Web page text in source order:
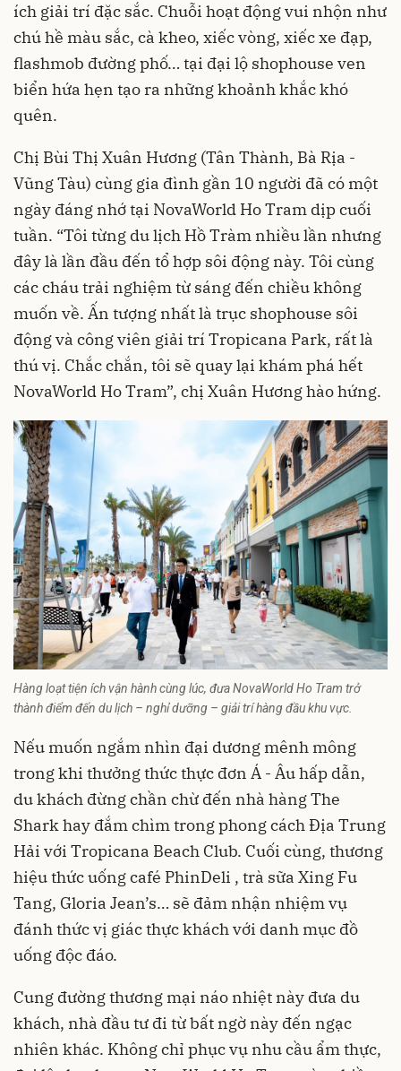
ích giải trí đặc sắc. Chuỗi hoạt động vui nhộn như
chú hề màu sắc, cà kheo, xiếc vòng, xiếc xe đạp,
flashmob đường phố… tại đại lộ shophouse ven
biển hứa hẹn tạo ra những khoảnh khắc khó
quên.
Chị Bùi Thị Xuân Hương (Tân Thành, Bà Rịa -
Vũng Tàu) cùng gia đình gần 10 người đã có một
ngày đáng nhớ tại NovaWorld Ho Tram dịp cuối
tuần. “Tôi từng du lịch Hồ Tràm nhiều lần nhưng
đây là lần đầu đến tổ hợp sôi động này. Tôi cùng
các cháu trải nghiệm từ sáng đến chiều không
muốn về. Ấn tượng nhất là trục shophouse sôi
động và công viên giải trí Tropicana Park, rất là
thú vị. Chắc chắn, tôi sẽ quay lại khám phá hết
NovaWorld Ho Tram”, chị Xuân Hương hào hứng.
Hàng loạt tiện ích vận hành cùng lúc, đưa NovaWorld Ho Tram trở
thành điểm đến du lịch – nghỉ dưỡng – giải trí hàng đầu khu vực.
Nếu muốn ngắm nhìn đại dương mênh mông
trong khi thưởng thức thực đơn Á - Âu hấp dẫn,
du khách đừng chần chừ đến nhà hàng The
Shark hay đắm chìm trong phong cách Địa Trung
Hải với Tropicana Beach Club. Cuối cùng, thương
hiệu thức uống café PhinDeli , trà sữa Xing Fu
Tang, Gloria Jean’s… sẽ đảm nhận nhiệm vụ
đánh thức vị giác thực khách với danh mục đồ
uống độc đáo.
Cung đường thương mại náo nhiệt này đưa du
khách, nhà đầu tư đi từ bất ngờ này đến ngạc
nhiên khác. Không chỉ phục vụ nhu cầu ẩm thực,